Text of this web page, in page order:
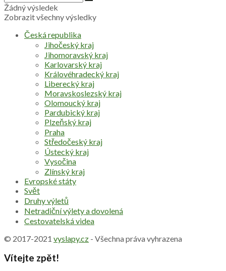
Žádný výsledek
Zobrazit všechny výsledky
Česká republika
Jihočeský kraj
Jihomoravský kraj
Karlovarský kraj
Královéhradecký kraj
Liberecký kraj
Moravskoslezský kraj
Olomoucký kraj
Pardubický kraj
Plzeňský kraj
Praha
Středočeský kraj
Ústecký kraj
Vysočina
Zlínský kraj
Evropské státy
Svět
Druhy výletů
Netradiční výlety a dovolená
Cestovatelská videa
© 2017-2021 vyslapy.cz - Všechna práva vyhrazena
Vítejte zpět!